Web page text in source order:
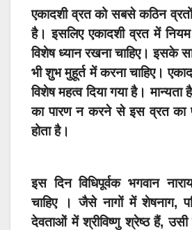
एकादशी व्रत को सबसे कठिन
है। इसलिए एकादशी व्रत में
विशेष ध्यान रखना चाहिए। इसके
भी शुभ मुहूर्त में करना चाहिए।
विशेष महत्व दिया गया है। मान्यता
का पारण न करने से इस व्रत का
होता है।
इस दिन विधिपूर्वक भगवान
चाहिए । जैसे नागों में शेषनाग,
देवताओं में श्रीविष्णु श्रेष्ठ हैं, उसी